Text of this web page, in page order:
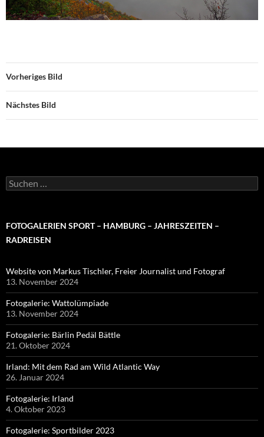
Vorheriges Bild
Nächstes Bild
Suchen
nach:
FOTOGALERIEN SPORT – HAMBURG – JAHRESZEITEN –
RADREISEN
Website von Markus Tischler, Freier Journalist und Fotograf
13. November 2024
Fotogalerie: Wattolümpiade
13. November 2024
Fotogalerie: Bärlin Pedäl Bättle
21. Oktober 2024
Irland: Mit dem Rad am Wild Atlantic Way
26. Januar 2024
Fotogalerie: Irland
4. Oktober 2023
Fotogalerie: Sportbilder 2023